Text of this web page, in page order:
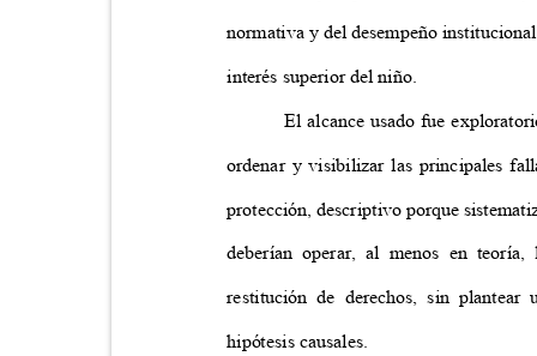
normativa y del desempeño
interés superior del niño.
El alcance usado fue
ordenar y visibilizar las principales
protección, descriptivo porque
deberían operar, al menos en
restitución de derechos, sin
hipótesis causales.